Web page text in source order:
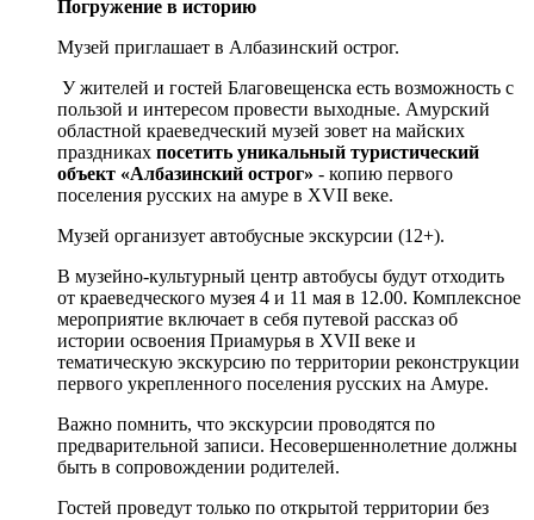
Погружение в историю
Музей приглашает в Албазинский острог.
У жителей и гостей Благовещенска есть возможность с
пользой и интересом провести выходные. Амурский
областной краеведческий музей зовет на майских
праздниках посетить уникальный туристический
объект «Албазинский острог» - копию первого
поселения русских на амуре в XVII веке.
Музей организует автобусные экскурсии (12+).
В музейно-культурный центр автобусы будут отходить
от краеведческого музея 4 и 11 мая в 12.00. Комплексное
мероприятие включает в себя путевой рассказ об
истории освоения Приамурья в XVII веке и
тематическую экскурсию по территории реконструкции
первого укрепленного поселения русских на Амуре.
Важно помнить, что экскурсии проводятся по
предварительной записи. Несовершеннолетние должны
быть в сопровождении родителей.
Гостей проведут только по открытой территории без